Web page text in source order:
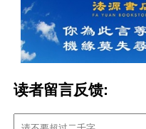
读者留言反馈: